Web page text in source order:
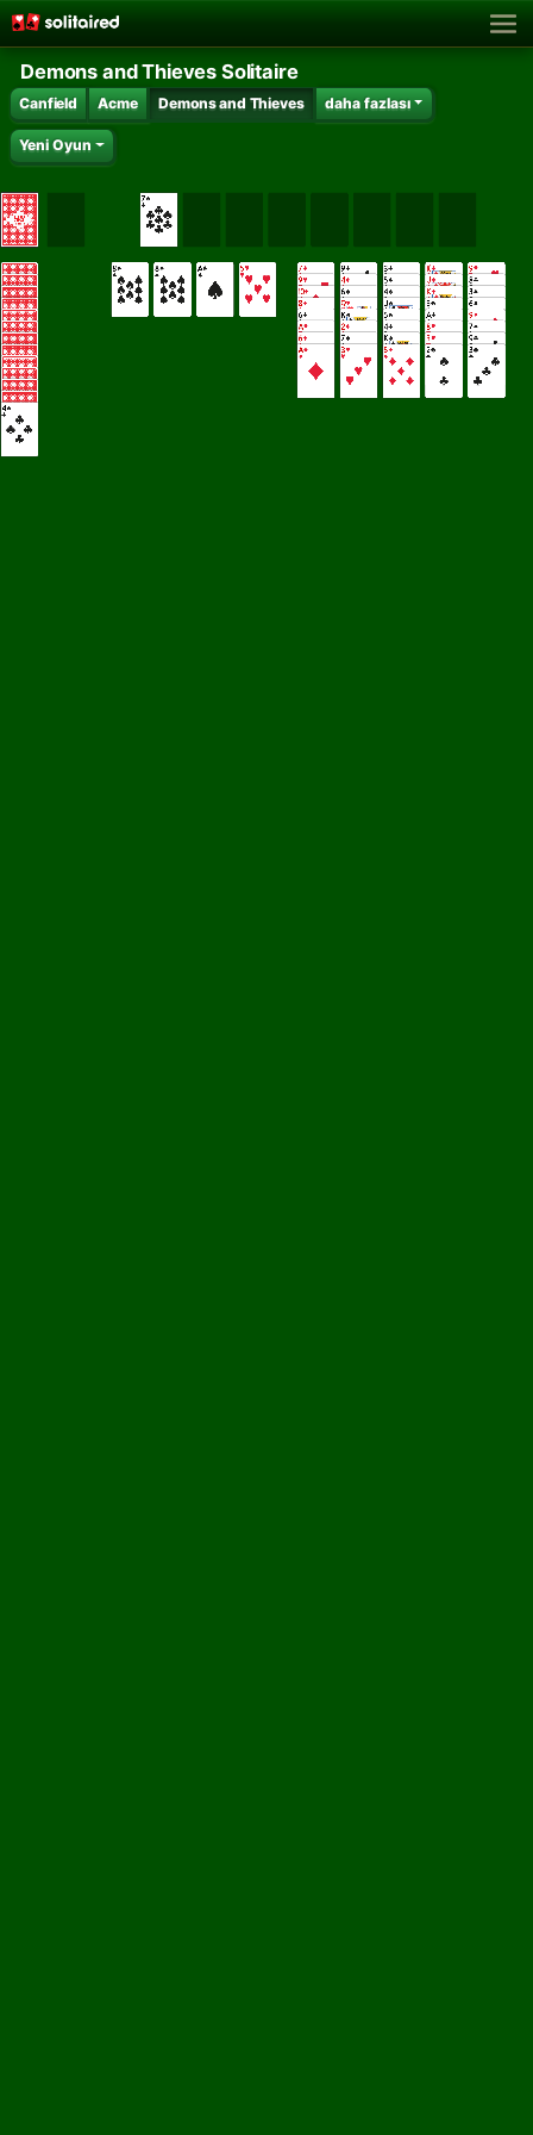
Demons and Thieves Solitaire
Canfield Acme Demons and Thieves daha fazlası
Yeni Oyun